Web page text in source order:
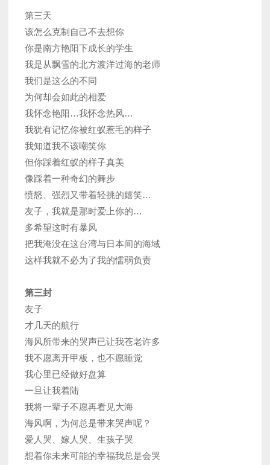
第三天
该怎么克制自己不去想你
你是南方艳阳下成长的学生
我是从飘雪的北方渡洋过海的老师
我们是这么的不同
为何却会如此的相爱
我怀念艳阳…我怀念热风…
我犹有记忆你被红蚁惹毛的样子
我知道我不该嘲笑你
但你踩着红蚁的样子真美
像踩着一种奇幻的舞步
愤怒、强烈又带着轻挑的嬉笑…
友子，我就是那时爱上你的…
多希望这时有暴风
把我淹没在这台湾与日本间的海域
这样我就不必为了我的懦弱负责
第三封
友子
才几天的航行
海风所带来的哭声已让我苍老许多
我不愿离开甲板，也不愿睡觉
我心里已经做好盘算
一旦让我着陆
我将一辈子不愿再看见大海
海风啊，为何总是带来哭声呢？
爱人哭、嫁人哭、生孩子哭
想着你未来可能的幸福我总是会哭